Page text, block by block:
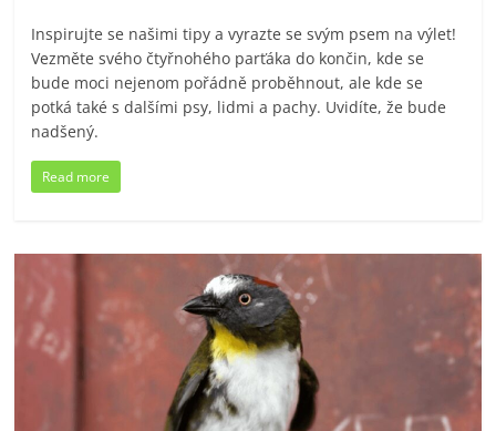
Inspirujte se našimi tipy a vyrazte se svým psem na výlet!
Vezměte svého čtyřnohého parťáka do končin, kde se
bude moci nejenom pořádně proběhnout, ale kde se
potká také s dalšími psy, lidmi a pachy. Uvidíte, že bude
nadšený.
Read more